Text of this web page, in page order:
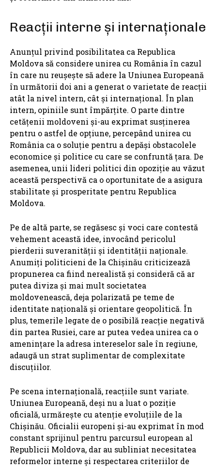
Reacții interne și internaționale
Anunțul privind posibilitatea ca Republica
Moldova să considere unirea cu România în cazul
în care nu reușește să adere la Uniunea Europeană
în următorii doi ani a generat o varietate de reacții
atât la nivel intern, cât și internațional. În plan
intern, opiniile sunt împărțite. O parte dintre
cetățenii moldoveni și-au exprimat susținerea
pentru o astfel de opțiune, percepând unirea cu
România ca o soluție pentru a depăși obstacolele
economice și politice cu care se confruntă țara. De
asemenea, unii lideri politici din opoziție au văzut
această perspectivă ca o oportunitate de a asigura
stabilitate și prosperitate pentru Republica
Moldova.
Pe de altă parte, se regăsesc și voci care contestă
vehement această idee, invocând pericolul
pierderii suveranității și identității naționale.
Anumiți politicieni de la Chișinău criticizează
propunerea ca fiind nerealistă și consideră că ar
putea diviza și mai mult societatea
moldovenească, deja polarizată pe teme de
identitate națională și orientare geopolitică. În
plus, temerile legate de o posibilă reacție negativă
din partea Rusiei, care ar putea vedea unirea ca o
amenințare la adresa intereselor sale în regiune,
adaugă un strat suplimentar de complexitate
discuțiilor.
Pe scena internațională, reacțiile sunt variate.
Uniunea Europeană, deși nu a luat o poziție
oficială, urmărește cu atenție evoluțiile de la
Chișinău. Oficialii europeni și-au exprimat în mod
constant sprijinul pentru parcursul european al
Republicii Moldova, dar au subliniat necesitatea
reformelor interne și respectarea criteriilor de